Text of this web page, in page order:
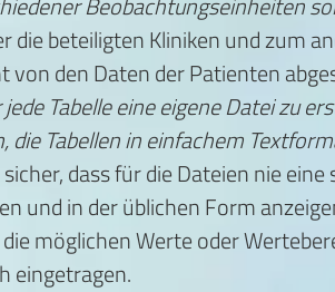
die beteiligten Kliniken und zum
von den Daten der Patienten
jede Tabelle eine eigene Datei zu
die Tabellen in einfachem
dass für die Dateien nie
und in der üblichen Form
möglichen Werte oder
eingetragen.